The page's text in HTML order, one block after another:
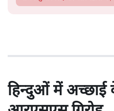
हिन्दुओं में अच्छाई